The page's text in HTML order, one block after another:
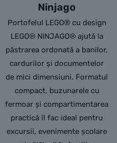
Ninjago
Portofelul LEGO® cu design
LEGO® NINJAGO® ajută la
păstrarea ordonată a banilor,
cardurilor și documentelor
de mici dimensiuni. Formatul
compact, buzunarele cu
fermoar și compartimentarea
practică îl fac ideal pentru
excursii, evenimente școlare